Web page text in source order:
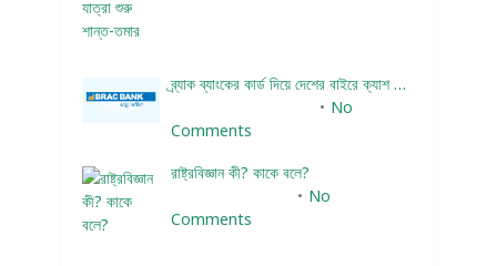
ব্র্যাক ব্যাংকের কার্ড দিয়ে দেশের বাইরে ক্যাশ …
No
Comments
রাষ্ট্রবিজ্ঞান কী? কাকে বলে?
No
Comments